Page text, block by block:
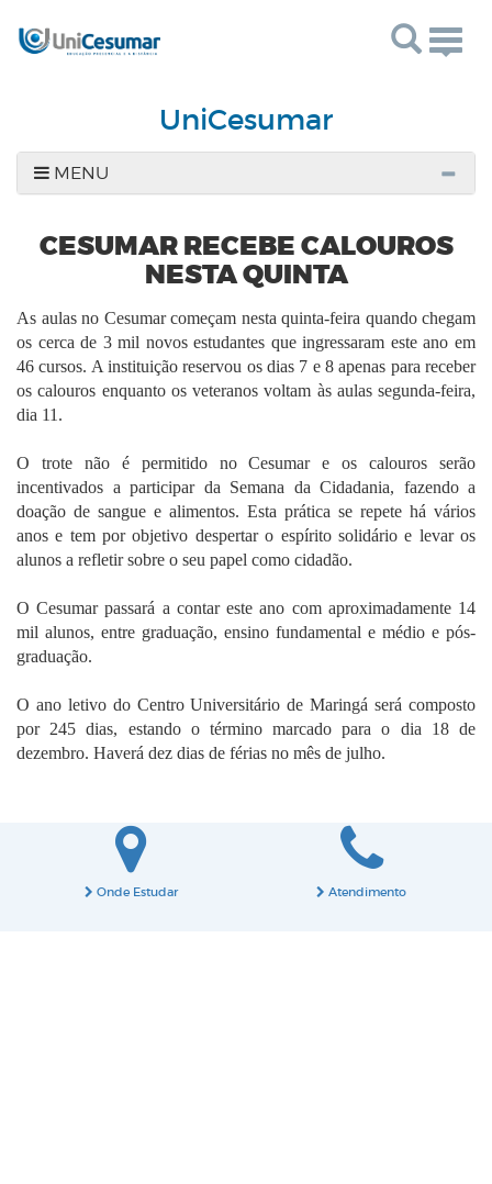
UniCesumar
MENU
CESUMAR RECEBE CALOUROS
NESTA QUINTA
As aulas no Cesumar começam nesta quinta-feira quando chegam
os cerca de 3 mil novos estudantes que ingressaram este ano em
46 cursos. A instituição reservou os dias 7 e 8 apenas para receber
os calouros enquanto os veteranos voltam às aulas segunda-feira,
dia 11.
O trote não é permitido no Cesumar e os calouros serão
incentivados a participar da Semana da Cidadania, fazendo a
doação de sangue e alimentos. Esta prática se repete há vários
anos e tem por objetivo despertar o espírito solidário e levar os
alunos a refletir sobre o seu papel como cidadão.
O Cesumar passará a contar este ano com aproximadamente 14
mil alunos, entre graduação, ensino fundamental e médio e pós-
graduação.
O ano letivo do Centro Universitário de Maringá será composto
por 245 dias, estando o término marcado para o dia 18 de
dezembro. Haverá dez dias de férias no mês de julho.
Onde Estudar Atendimento